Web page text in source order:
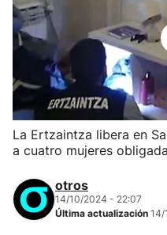
La Ertzaintza libera en
a cuatro mujeres
otros
14/10/2024 - 22:07
Última actualización 14/